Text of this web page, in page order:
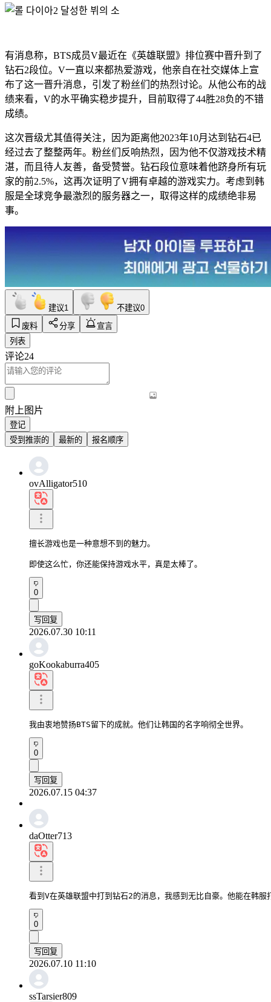
有消息称，BTS成员V最近在《英雄联盟》排位赛中晋升到了
钻石2段位。V一直以来都热爱游戏，他亲自在社交媒体上宣
布了这一晋升消息，引发了粉丝们的热烈讨论。从他公布的战
绩来看，V的水平确实稳步提升，目前取得了44胜28负的不错
成绩。
这次晋级尤其值得关注，因为距离他2023年10月达到钻石4已
经过去了整整两年。粉丝们反响热烈，因为他不仅游戏技术精
湛，而且待人友善，备受赞誉。钻石段位意味着他跻身所有玩
家的前2.5%，这再次证明了V拥有卓越的游戏实力。考虑到韩
服是全球竞争最激烈的服务器之一，取得这样的成绩绝非易
事。
建议1 不建议0
废料
分享
宣言
列表
评论24
附上图片
登记
受到推崇的
最新的 报名顺序
ovAlligator510
擅长游戏也是一种意想不到的魅力。
即使这么忙，你还能保持游戏水平，真是太棒了。
0
写回复
2026.07.30 10:11
goKookaburra405
我由衷地赞扬BTS留下的成就。他们让韩国的名字响彻全世界。
0
写回复
2026.07.15 04:37
daOtter713
看到V在英雄联盟中打到钻石2的消息，我感到无比自豪。他能在韩
0
写回复
2026.07.10 11:10
ssTarsier809